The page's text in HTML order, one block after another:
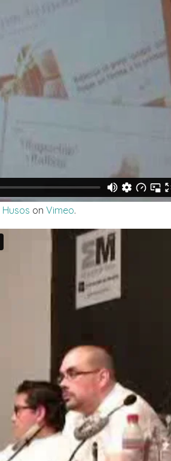
Husos on Vimeo.